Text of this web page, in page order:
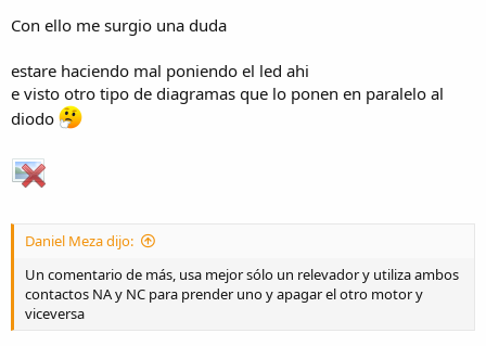
Con ello me surgio una duda
estare haciendo mal poniendo el led ahi
e visto otro tipo de diagramas que lo ponen en paralelo al
diodo
Daniel Meza dijo:
Un comentario de más, usa mejor sólo un relevador y utiliza ambos
contactos NA y NC para prender uno y apagar el otro motor y
viceversa